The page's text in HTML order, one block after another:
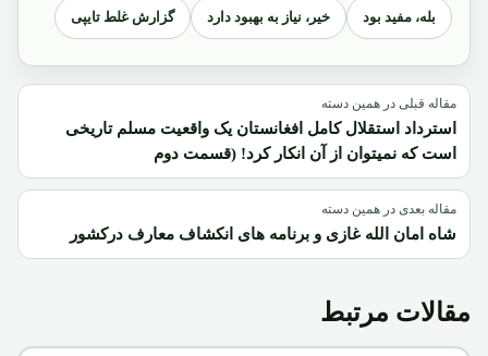
بله، مفید بود خیر، نیاز به بهبود دارد گزارش غلط تایپی
مقاله قبلی در همین دسته
استرداد استقلال کامل افغانستان یک واقعیت مسلم تاریخی
است که نمیتوان از آن انکار کرد! (قسمت دوم
مقاله بعدی در همین دسته
شاه امان الله غازی و برنامه های انکشاف معارف درکشور
مقالات مرتبط